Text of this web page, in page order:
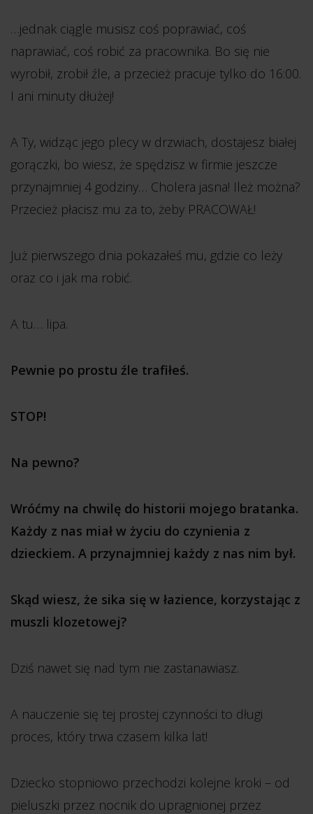
…jednak ciągle musisz coś poprawiać, coś
naprawiać, coś robić za pracownika. Bo się nie
wyrobił, zrobił źle, a przecież pracuje tylko do 16:00.
I ani minuty dłużej!
A Ty, widząc jego plecy w drzwiach, dostajesz białej
gorączki, bo wiesz, że spędzisz w firmie jeszcze
przynajmniej 4 godziny… Cholera jasna! Ileż można?
Przecież płacisz mu za to, żeby PRACOWAŁ!
Już pierwszego dnia pokazałeś mu, gdzie co leży
oraz co i jak ma robić.
A tu… lipa.
Pewnie po prostu źle trafiłeś.
STOP!
Na pewno?
Wróćmy na chwilę do historii mojego bratanka.
Każdy z nas miał w życiu do czynienia z
dzieckiem. A przynajmniej każdy z nas nim był.
Skąd wiesz, że sika się w łazience, korzystając z
muszli klozetowej?
Dziś nawet się nad tym nie zastanawiasz.
A nauczenie się tej prostej czynności to długi
proces, który trwa czasem kilka lat!
Dziecko stopniowo przechodzi kolejne kroki – od
pieluszki przez nocnik do upragnionej przez